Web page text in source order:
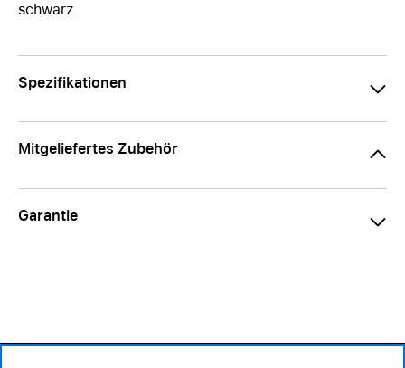
schwarz
Spezifikationen
Mitgeliefertes Zubehör
Garantie